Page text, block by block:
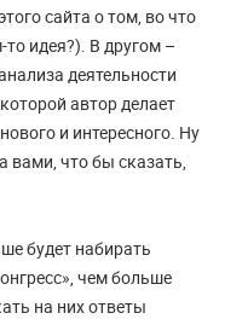
сайта о том, во что
идея?). В другом –
деятельности
автор делает
и интересного. Ну
вами, что бы сказать,
будет набирать
чем больше
на них ответы